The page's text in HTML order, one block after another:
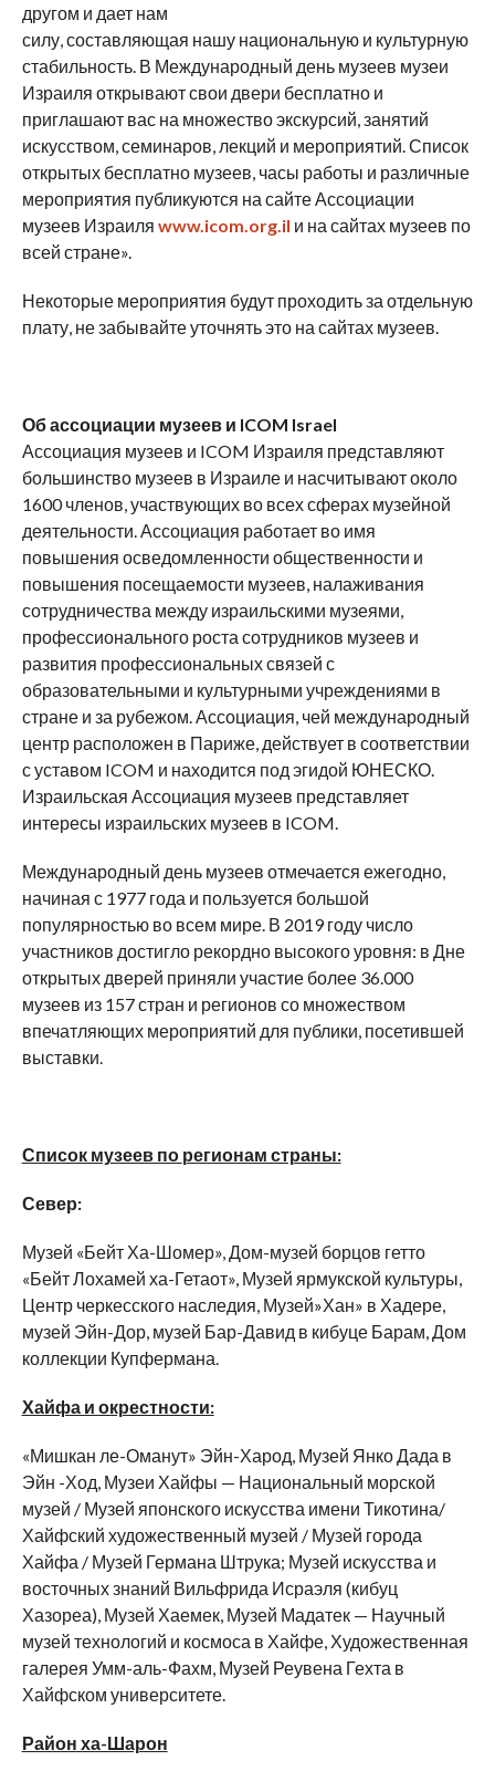
другом и дает нам
силу, составляющая нашу национальную и культурную
стабильность. В Международный день музеев музеи
Израиля открывают свои двери бесплатно и
приглашают вас на множество экскурсий, занятий
искусством, семинаров, лекций и мероприятий. Список
открытых бесплатно музеев, часы работы и различные
мероприятия публикуются на сайте Ассоциации
музеев Израиля www.icom.org.il и на сайтах музеев по
всей стране».
Некоторые мероприятия будут проходить за отдельную
плату, не забывайте уточнять это на сайтах музеев.
Об ассоциации музеев и ICOM Israel
Ассоциация музеев и ICOM Израиля представляют
большинство музеев в Израиле и насчитывают около
1600 членов, участвующих во всех сферах музейной
деятельности. Ассоциация работает во имя
повышения осведомленности общественности и
повышения посещаемости музеев, налаживания
сотрудничества между израильскими музеями,
профессионального роста сотрудников музеев и
развития профессиональных связей с
образовательными и культурными учреждениями в
стране и за рубежом. Ассоциация, чей международный
центр расположен в Париже, действует в соответствии
с уставом ICOM и находится под эгидой ЮНЕСКО.
Израильская Ассоциация музеев представляет
интересы израильских музеев в ICOM.
Международный день музеев отмечается ежегодно,
начиная с 1977 года и пользуется большой
популярностью во всем мире. В 2019 году число
участников достигло рекордно высокого уровня: в Дне
открытых дверей приняли участие более 36.000
музеев из 157 стран и регионов со множеством
впечатляющих мероприятий для публики, посетившей
выставки.
Список музеев по регионам страны:
Север:
Музей «Бейт Ха-Шомер», Дом-музей борцов гетто
«Бейт Лохамей ха-Гетаот», Музей ярмукской культуры,
Центр черкесского наследия, Музей»Хан» в Хадере,
музей Эйн-Дор, музей Бар-Давид в кибуце Барам, Дом
коллекции Купфермана.
Хайфа и окрестности:
«Мишкан ле-Оманут» Эйн-Харод, Музей Янко Дада в
Эйн -Ход, Музеи Хайфы — Национальный морской
музей / Музей японского искусства имени Тикотина/
Хайфский художественный музей / Музей города
Хайфа / Музей Германа Штрука; Музей искусства и
восточных знаний Вильфрида Исраэля (кибуц
Хазореа), Музей Хаемек, Музей Мадатек — Научный
музей технологий и космоса в Хайфе, Художественная
галерея Умм-аль-Фахм, Музей Реувена Гехта в
Хайфском университете.
Район ха-Шарон